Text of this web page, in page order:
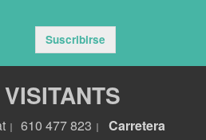
Suscribirse
610 477 823
Carretera